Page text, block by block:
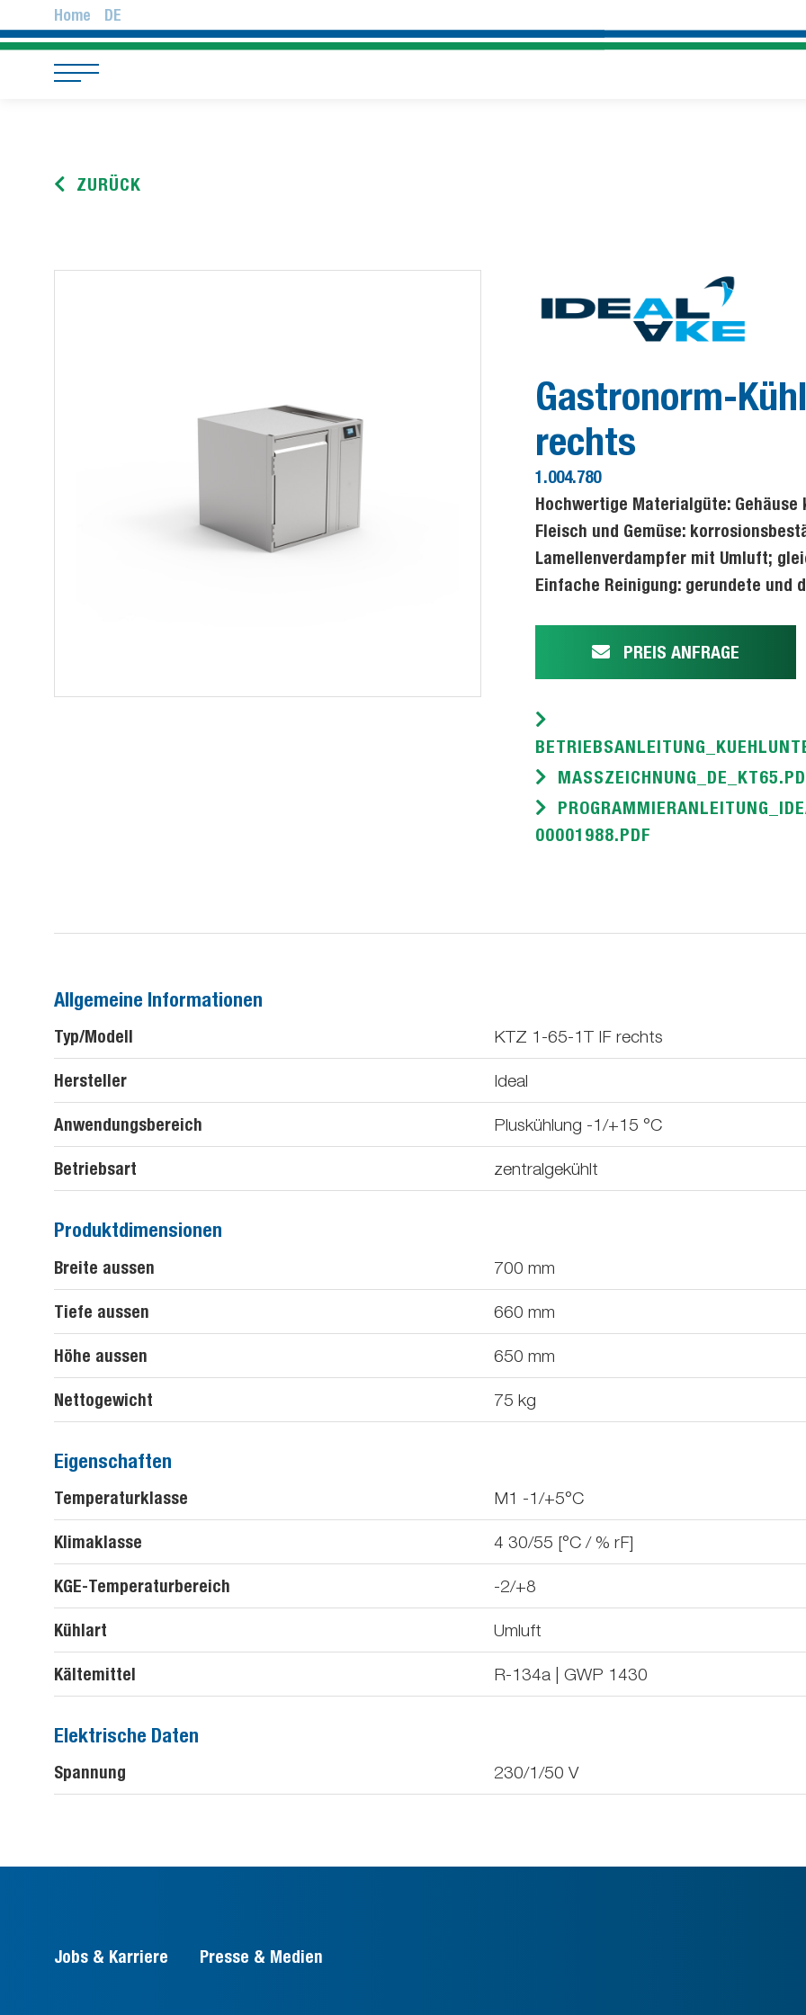
Home DE
ZURÜCK
Gastronorm-
rechts
1.004.780
Hochwertige Materialgüte:
Fleisch und Gemüse:
Lamellenverdampfer mit Umluft;
Einfache Reinigung: gerundete und
PREIS ANFRAGE
00001988.PDF
Allgemeine Informationen
Typ/Modell KTZ 1-65-1T IF rechts
Hersteller Ideal
Anwendungsbereich Pluskühlung -1/+15 °C
Betriebsart zentralgekühlt
Produktdimensionen
Breite aussen 700 mm
Tiefe aussen 660 mm
Höhe aussen 650 mm
Nettogewicht 75 kg
Eigenschaften
Temperaturklasse M1 -1/+5°C
Klimaklasse 4 30/55 [°C / % rF]
KGE-Temperaturbereich -2/+8
Kühlart Umluft
Kältemittel R-134a | GWP 1430
Elektrische Daten
Spannung 230/1/50 V
Jobs & Karriere Presse & Medien